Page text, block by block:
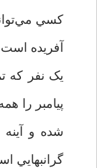
کسي
آفريده
يک نفر که
پيامبر را
شده و